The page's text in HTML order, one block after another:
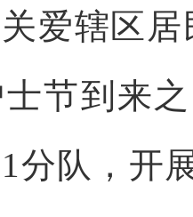
辖区居
节到来
分队，开